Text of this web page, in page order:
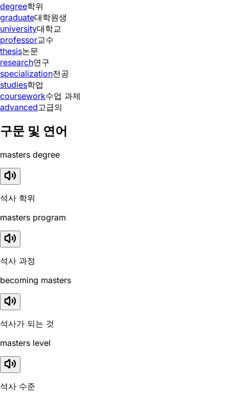
degree학위
graduate대학원생
university대학교
professor교수
thesis논문
research연구
specialization전공
studies학업
coursework수업 과제
advanced고급의
구문 및 연어
masters degree
석사 학위
masters program
석사 과정
becoming masters
석사가 되는 것
masters level
석사 수준